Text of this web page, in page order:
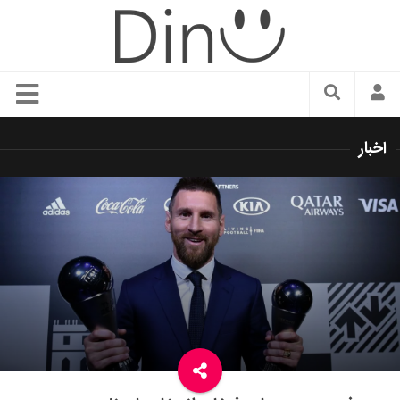
سبک زندگی
زیبایی و آرایش
شیک پوشی
دکوراسیون و چیدمان
غذا
رستوران گردی
آشپزی
سفر و گردشگری
اخبار